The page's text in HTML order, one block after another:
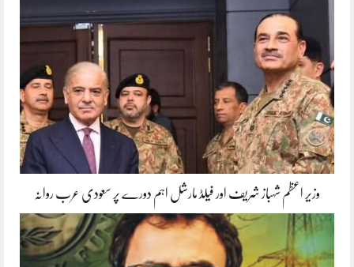
وزیر اعظم شہباز شریف اور فیلڈ مارشل اہم دورے پر سعودی عرب روانہ